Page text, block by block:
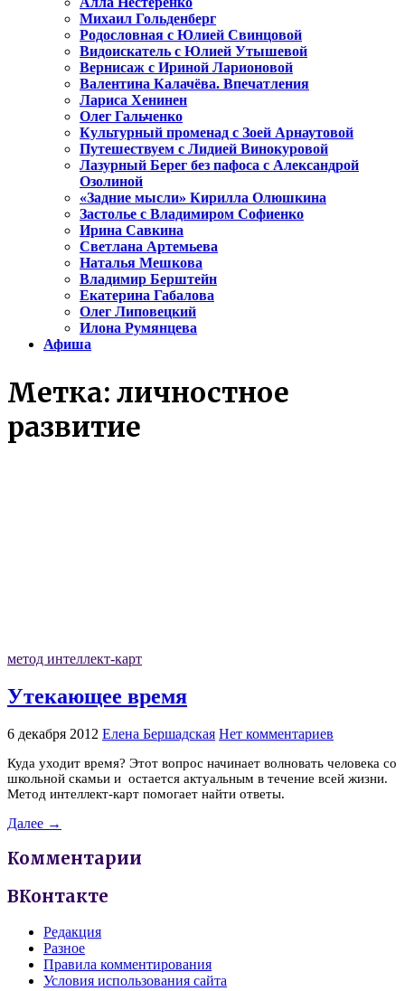
Михаил Гольденберг
Родословная с Юлией Свинцовой
Видоискатель с Юлией Утышевой
Вернисаж с Ириной Ларионовой
Валентина Калачёва. Впечатления
Лариса Хенинен
Олег Гальченко
Культурный променад с Зоей Арнаутовой
Путешествуем с Лидией Винокуровой
Лазурный Берег без пафоса с Александрой
Озолиной
«Задние мысли» Кирилла Олюшкина
Застолье с Владимиром Софиенко
Ирина Савкина
Светлана Артемьева
Наталья Мешкова
Владимир Берштейн
Екатерина Габалова
Олег Липовецкий
Илона Румянцева
Афиша
Метка: личностное
развитие
метод интеллект-карт
Утекающее время
6 декабря 2012 Елена Бершадская Нет комментариев
Куда уходит время? Этот вопрос начинает волновать человека со
школьной скамьи и остается актуальным в течение всей жизни.
Метод интеллект-карт помогает найти ответы.
Далее →
Комментарии
ВКонтакте
Редакция
Разное
Правила комментирования
Условия использования сайта